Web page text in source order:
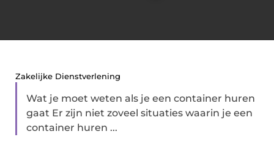
Zakelijke Dienstverlening
Wat je moet weten als je een container huren
gaat Er zijn niet zoveel situaties waarin je een
container huren ...